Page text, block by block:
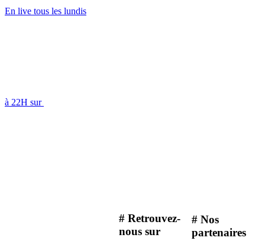
En live tous les lundis
à 22H sur
# Retrouvez-
nous sur
# Nos
partenaires